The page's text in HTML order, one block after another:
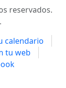
reservados.
.
calendario
tu web